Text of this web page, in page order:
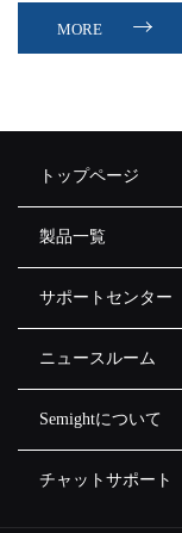
MORE
トップページ
製品一覧
サポートセンター
ニュースルーム
Semightについて
チャットサポート